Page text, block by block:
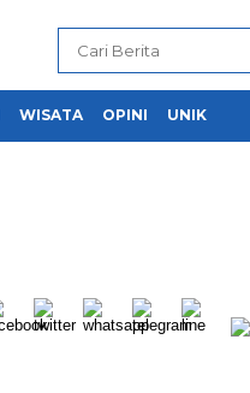
WISATA OPINI UNIK